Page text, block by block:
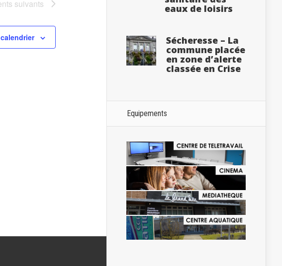
suivants eaux de loisirs
Sécheresse – La
commune placée
en zone d’alerte
classée en Crise
Equipements